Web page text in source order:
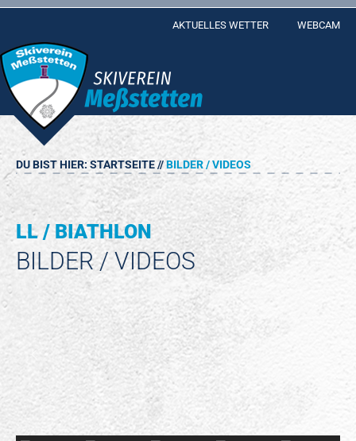
Skip
content
AKTUELLES WETTER WEBCAM
DU BIST HIER: STARTSEITE//BILDER / VIDEOS
LL / BIATHLON
BILDER / VIDEOS